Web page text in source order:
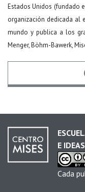
Estados Unidos (fundado
organización dedicada al
mundo y publica a los
Menger, Böhm-Bawerk,
Email *
E
Cada